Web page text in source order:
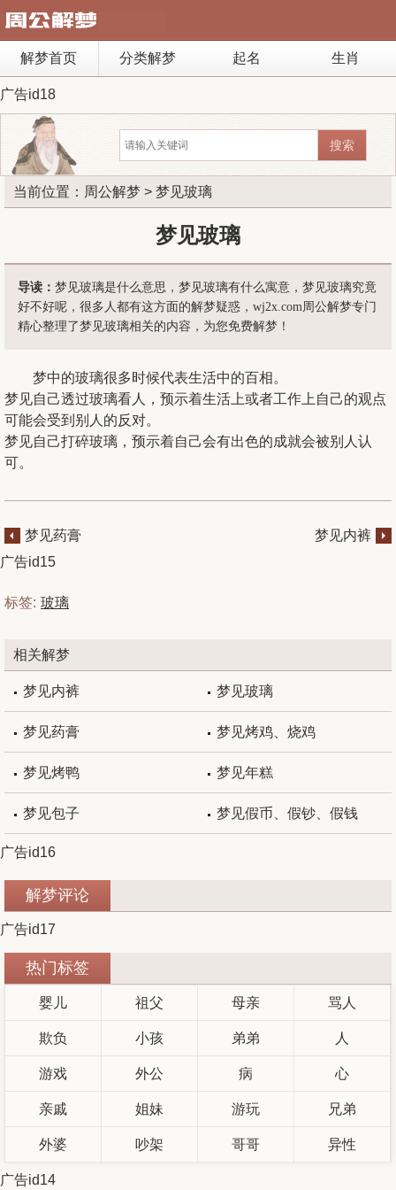
解梦首页 分类解梦 起名 生肖
广告id18
当前位置： 周公解梦 > 梦见玻璃
梦见玻璃
导读： 梦见玻璃是什么意思，梦见玻璃有什么寓意，梦见玻璃究竟
好不好呢，很多人都有这方面的解梦疑惑，wj2x.com周公解梦专门
精心整理了梦见玻璃相关的内容，为您免费解梦！
梦中的玻璃很多时候代表生活中的百相。
梦见自己透过玻璃看人，预示着生活上或者工作上自己的观点
可能会受到别人的反对。
梦见自己打碎玻璃，预示着自己会有出色的成就会被别人认
可。
梦见药膏
梦见内裤
广告id15
标签: 玻璃
相关解梦
梦见内裤 梦见玻璃
梦见药膏 梦见烤鸡、烧鸡
梦见烤鸭 梦见年糕
梦见包子 梦见假币、假钞、假钱
广告id16
解梦评论
广告id17
热门标签
婴儿 祖父 母亲 骂人
欺负 小孩 弟弟 人
游戏 外公 病 心
亲戚 姐妹 游玩 兄弟
外婆 吵架 哥哥 异性
广告id14